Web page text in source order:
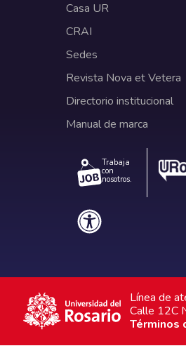
Casa UR
CRAI
Sedes
Revista Nova et Vetera
Directorio institucional
Manual de marca
Trabaja
con
nosotros.
Línea de
Calle 12C
Términos